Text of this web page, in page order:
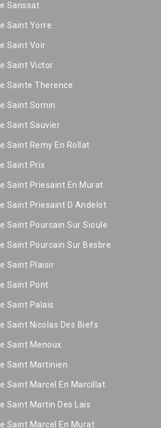
Sanssat
Saint Yorre
Saint Voir
Saint Victor
Sainte Therence
Saint Sornin
Saint Sauvier
Saint Remy En Rollat
Saint Prix
Saint Priesaint En Murat
Saint Priesaint D Andelot
Saint Pourcain Sur Sioule
Saint Pourcain Sur Besbre
Saint Plaisir
Saint Pont
Saint Palais
Saint Nicolas Des Biefs
Saint Menoux
Saint Martinien
Saint Marcel En Marcillat
Saint Martin Des Lais
Saint Marcel En Murat